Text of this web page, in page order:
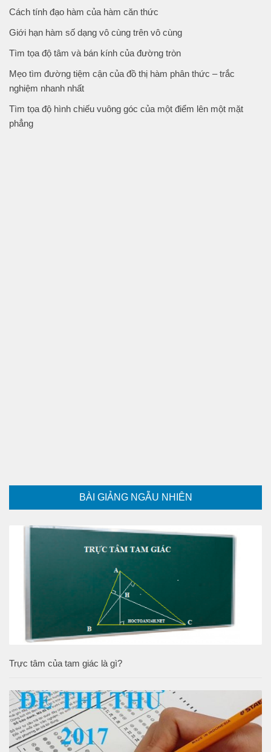
Cách tính đạo hàm của hàm căn thức
Giới hạn hàm số dạng vô cùng trên vô cùng
Tìm tọa độ tâm và bán kính của đường tròn
Mẹo tìm đường tiệm cận của đồ thị hàm phân thức – trắc
nghiệm nhanh nhất
Tìm tọa độ hình chiếu vuông góc của một điểm lên một mặt
phẳng
BÀI GIẢNG NGẪU NHIÊN
Trực tâm của tam giác là gì?